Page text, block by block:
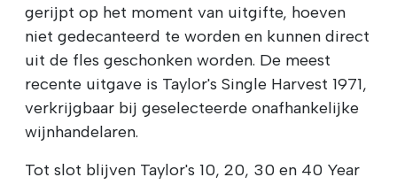
gerijpt op het moment van uitgifte, hoeven
niet gedecanteerd te worden en kunnen direct
uit de fles geschonken worden. De meest
recente uitgave is Taylor's Single Harvest 1971,
verkrijgbaar bij geselecteerde onafhankelijke
wijnhandelaren.
Tot slot blijven Taylor's 10, 20, 30 en 40 Year